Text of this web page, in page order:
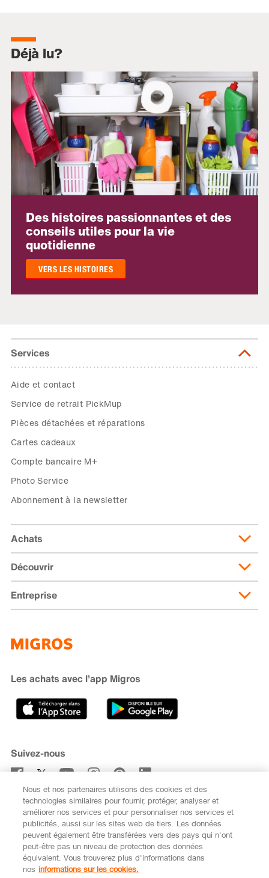
Déjà lu?
Des histoires passionnantes et des
conseils utiles pour la vie
quotidienne
VERS LES HISTOIRES
Services
Aide et contact
Service de retrait PickMup
Pièces détachées et réparations
Cartes cadeaux
Compte bancaire M+
Photo Service
Abonnement à la newsletter
Achats
Livraison et frais de livraison
Abonnement de livraison
Moyens de paiement
Cumulus
Recherche de magasin
Découvrir
Migusto
iMpuls
Banque Migros
Entreprise
Développement durable
Carrière
Sponsoring
Médias
Code de conduite et signalement
Les achats avec l’app Migros
Suivez-nous
S’abonner à la newsletter
FR
Nous et nos partenaires utilisons des cookies et des
technologies similaires pour fournir, protéger, analyser et
améliorer nos services et pour personnaliser nos services et
publicités, aussi sur les sites web de tiers. Les données
peuvent également être transférées vers des pays qui n'ont
peut-être pas un niveau de protection des données
équivalent. Vous trouverez plus d'informations dans
nos informations sur les cookies.